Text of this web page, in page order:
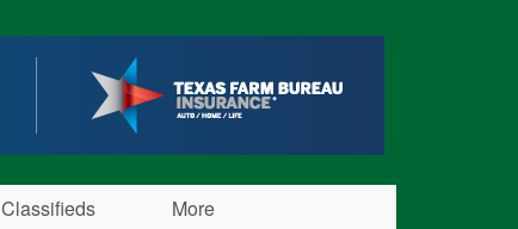
Classifieds More